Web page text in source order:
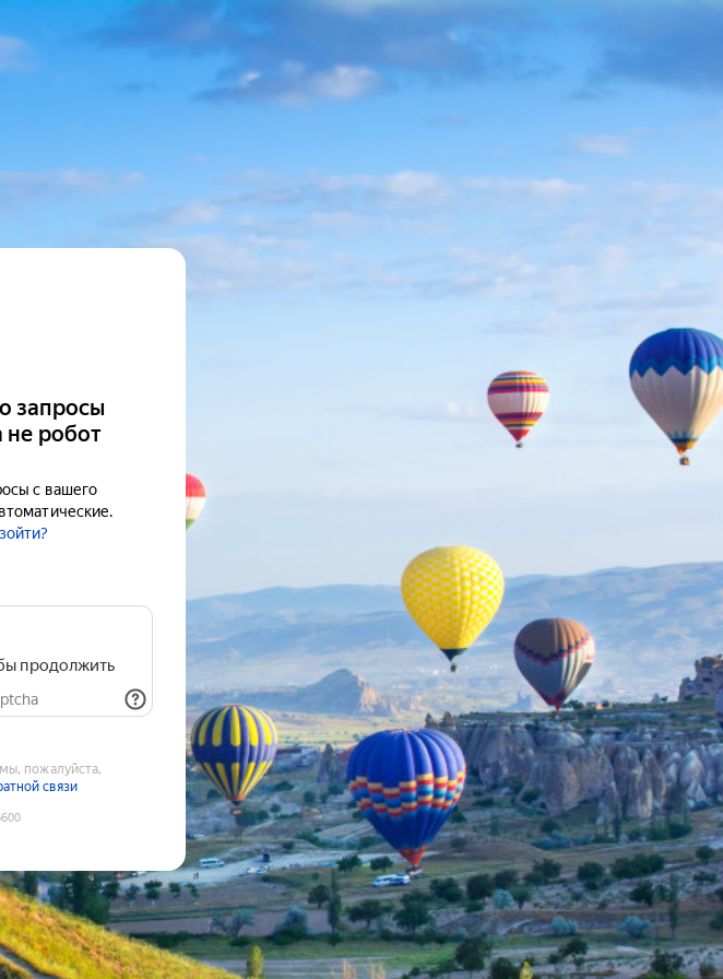
запросы
не робот
с вашего
продолжить
пожалуйста,
связи